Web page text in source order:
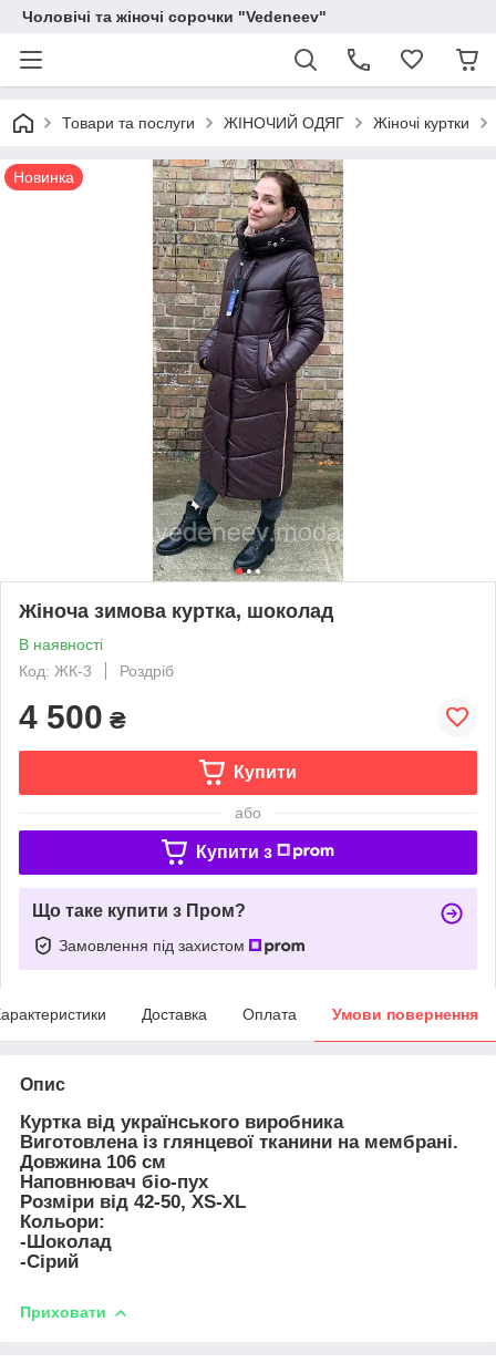
Чоловічі та жіночі сорочки "Vedeneev"
Товари та послуги ЖІНОЧИЙ ОДЯГ Жіночі куртки
Новинка
Жіноча зимова куртка, шоколад
В наявності
Код: ЖК-3
Роздріб
4 500 ₴
Купити
або
Купити з
Що таке купити з Пром?
Замовлення під захистом
Доставка Оплата Умови повернення
Опис
Куртка від українського виробника
Виготовлена із глянцевої тканини на мембрані.
Довжина 106 см
Наповнювач біо-пух
Розміри від 42-50, XS-XL
Кольори:
-Шоколад
-Сірий
Приховати